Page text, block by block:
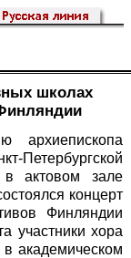
школах
архиепископа
Петербургской
в актовом зале
концерт
Финляндии
участники хора
академическом